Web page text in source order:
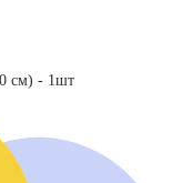
см) - 1шт